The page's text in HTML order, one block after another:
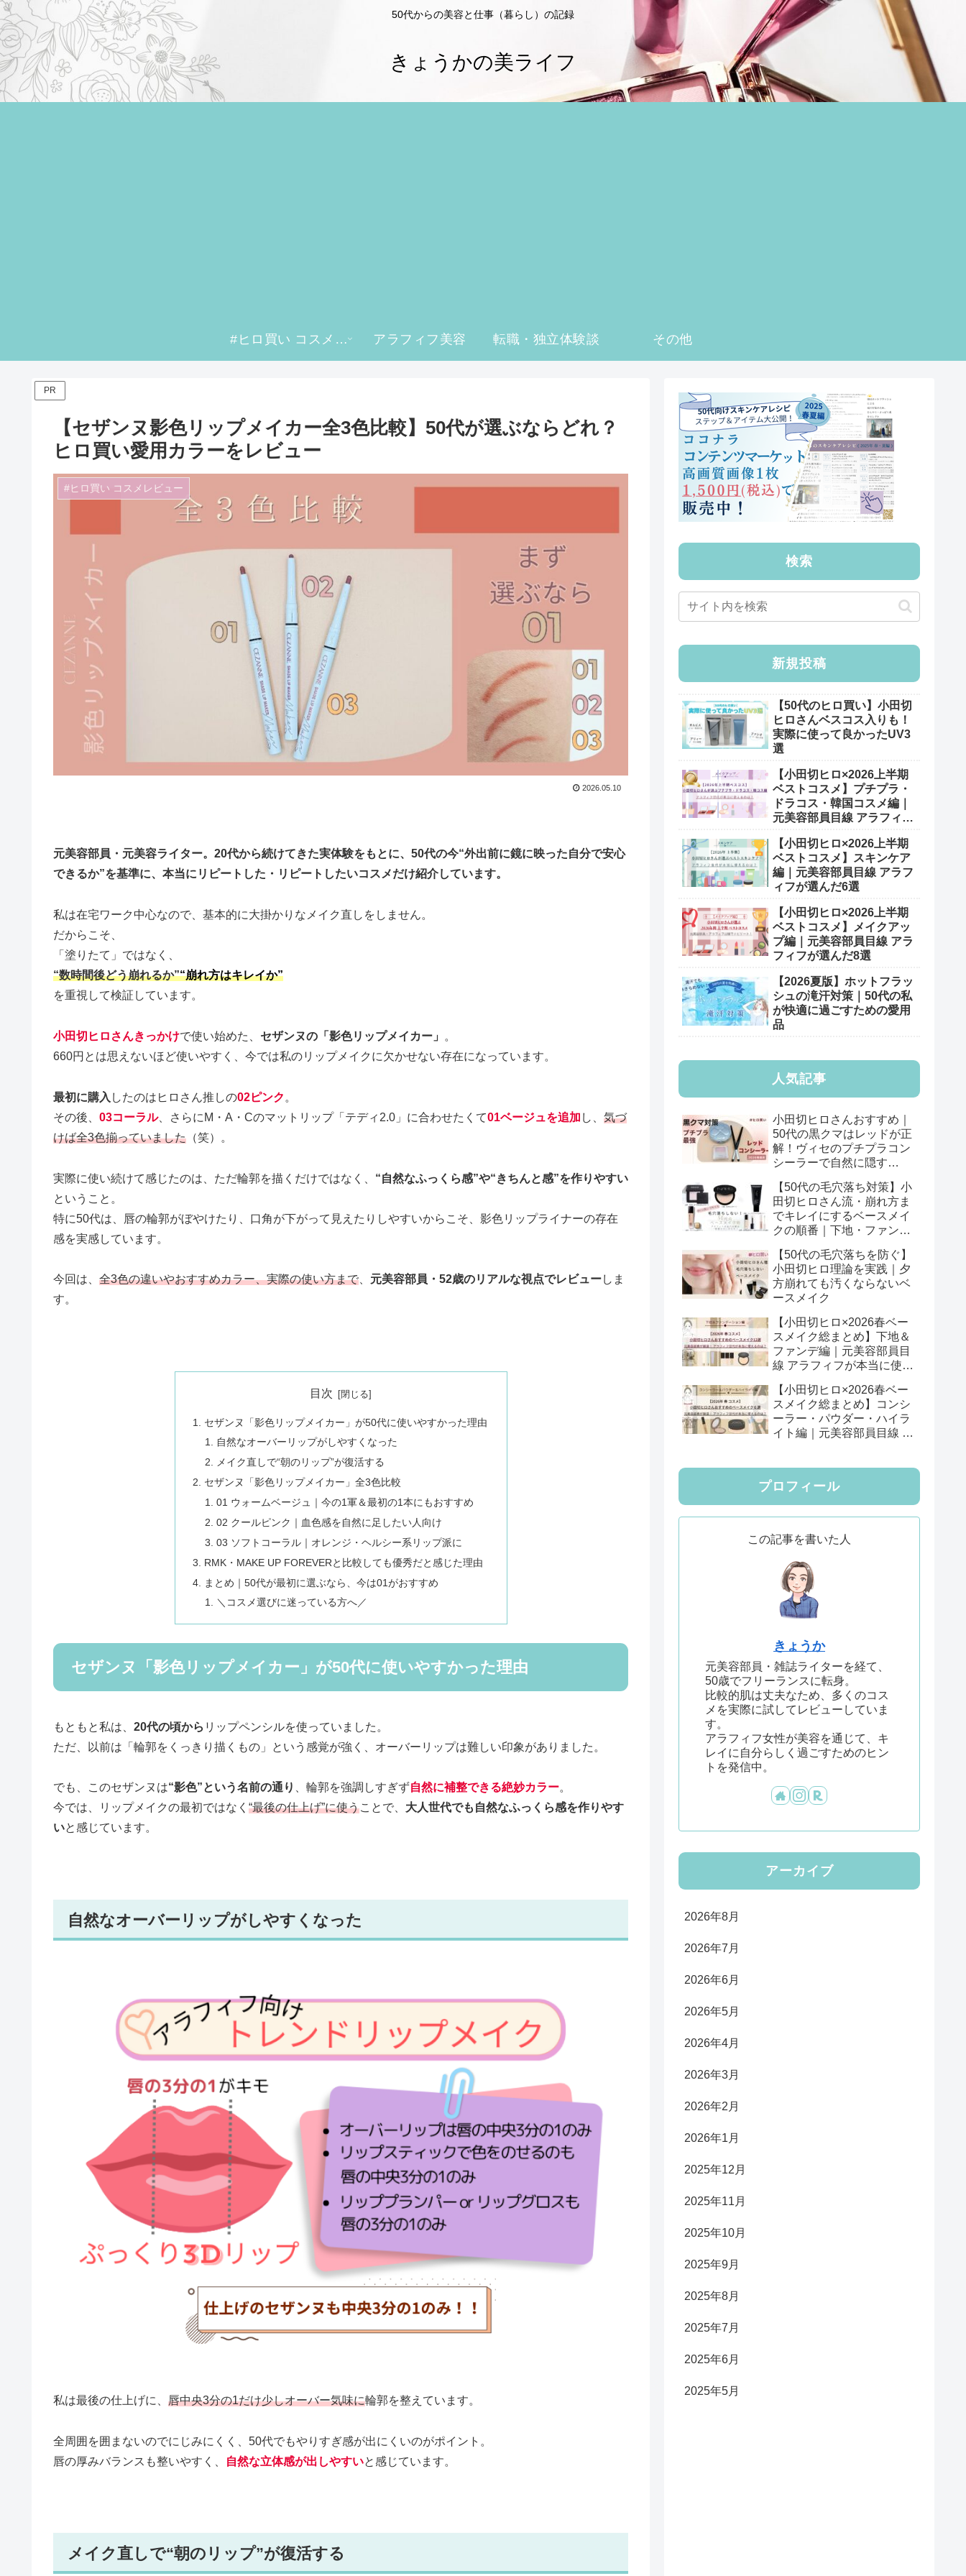
50代からの美容と仕事（暮らし）の記録
きょうかの美ライフ
#ヒロ買い コスメレビュー アラフィフ美容 転職・独立体験談 その他
PR
【セザンヌ影色リップメイカー全3色比較】50代が選ぶならどれ？
ヒロ買い愛用カラーをレビュー
#ヒロ買い コスメレビュー
2026.05.10
元美容部員・元美容ライター。20代から続けてきた実体験をもとに、50代の今“外出前に鏡に映った自分で安心
できるか”を基準に、本当にリピートした・リピートしたいコスメだけ紹介しています。
私は在宅ワーク中心なので、基本的に大掛かりなメイク直しをしません。
だからこそ、
「塗りたて」ではなく、
“数時間後どう崩れるか”“崩れ方はキレイか”
を重視して検証しています。
小田切ヒロさんきっかけで使い始めた、 セザンヌの「影色リップメイカー」
。
660円とは思えないほど使いやすく、今では私のリップメイクに欠かせない存在になっています。
最初に購入 したのはヒロさん推しの02ピンク 。
その後、 03コーラル、さらにM・A・Cのマットリップ「テディ2.0」に合わせたくて01ベージュを追加 し、 気づ
けば全3色揃っていました （笑）。
実際に使い続けて感じたのは、ただ輪郭を描くだけではなく、 “自然なふっくら感”や“きちんと感”を作りやすい
ということ。
特に50代は、唇の輪郭がぼやけたり、口角が下がって見えたりしやすいからこそ、影色リップライナーの存在
感を実感しています。
今回は、 全3色の違いやおすすめカラー、実際の使い方まで、 元美容部員・52歳のリアルな視点でレビューしま
す。
目次
セザンヌ「影色リップメイカー」が50代に使いやすかった理由
自然なオーバーリップがしやすくなった
メイク直しで“朝のリップ”が復活する
セザンヌ「影色リップメイカー」全3色比較
01 ウォームベージュ｜今の1軍＆最初の1本にもおすすめ
02 クールピンク｜血色感を自然に足したい人向け
03 ソフトコーラル｜オレンジ・ヘルシー系リップ派に
RMK・MAKE UP FOREVERと比較しても優秀だと感じた理由
まとめ｜50代が最初に選ぶなら、今は01がおすすめ
＼コスメ選びに迷っている方へ／
セザンヌ「影色リップメイカー」が50代に使いやすかった理由
もともと私は、 20代の頃から リップペンシルを使っていました。
ただ、以前は「輪郭をくっきり描くもの」という感覚が強く、オーバーリップは難しい印象がありました。
でも、このセザンヌは“影色”という名前の通り 、輪郭を強調しすぎず自然に補整できる絶妙カラー。
今では、リップメイクの最初ではなく “最後の仕上げ”に使うことで、 大人世代でも自然なふっくら感を作りやす
いと感じています。
自然なオーバーリップがしやすくなった
私は最後の仕上げに、 唇中央3分の1だけ少しオーバー気味に輪郭を整えています。
全周囲を囲まないのでにじみにくく、50代でもやりすぎ感が出にくいのがポイント。
唇の厚みバランスも整いやすく、
自然な立体感が出しやすいと感じています。
メイク直しで“朝のリップ”が復活する
検索
新規投稿
【50代のヒロ買い】小田切
ヒロさんベスコス入りも！
実際に使って良かったUV3
選
【小田切ヒロ×2026上半期
ベストコスメ】プチプラ・
ドラコス・韓国コスメ編｜
元美容部員目線 アラフィフ
【小田切ヒロ×2026上半期
ベストコスメ】スキンケア
編｜元美容部員目線 アラフ
ィフが選んだ6選
【小田切ヒロ×2026上半期
ベストコスメ】メイクアッ
プ編｜元美容部員目線 アラ
フィフが選んだ8選
【2026夏版】ホットフラッ
シュの滝汗対策｜50代の私
が快適に過ごすための愛用
品
人気記事
小田切ヒロさんおすすめ｜
50代の黒クマはレッドが正
解！ヴィセのプチプラコン
シーラーで自然に隠す
【50代の毛穴落ち対策】小
田切ヒロさん流・崩れ方ま
でキレイにするベースメイ
クの順番｜下地・ファン
【50代の毛穴落ちを防ぐ】
小田切ヒロ理論を実践｜夕
方崩れても汚くならないベ
ースメイク
【小田切ヒロ×2026春ベー
スメイク総まとめ】下地＆
ファンデ編｜元美容部員目
線 アラフィフが本当に使え
【小田切ヒロ×2026春ベー
スメイク総まとめ】コンシ
ーラー・パウダー・ハイラ
イト編｜元美容部員目線 ア
プロフィール
この記事を書いた人
きょうか
元美容部員・雑誌ライターを経て、
50歳でフリーランスに転身。
比較的肌は丈夫なため、多くのコス
メを実際に試してレビューしていま
す。
アラフィフ女性が美容を通じて、キ
レイに自分らしく過ごすためのヒン
トを発信中。
アーカイブ
2026年8月
2026年7月
2026年6月
2026年5月
2026年4月
2026年3月
2026年2月
2026年1月
2025年12月
2025年11月
2025年10月
2025年9月
2025年8月
2025年7月
2025年6月
2025年5月